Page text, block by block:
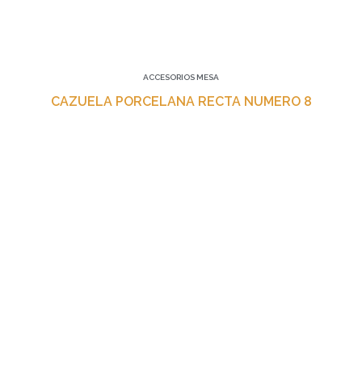
ACCESORIOS MESA
CAZUELA PORCELANA RECTA NUMERO 8